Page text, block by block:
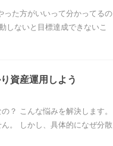
た方がいいって分かってるの
しないと目標達成できないこ
資産運用しよう
？ こんな悩みを解決します。
。 しかし、具体的になぜ分散